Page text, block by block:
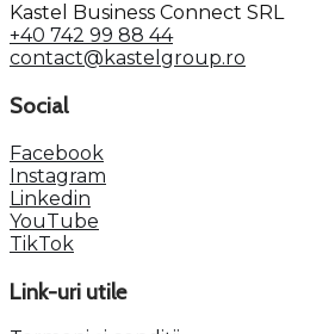
Kastel Business Connect SRL
+40 742 99 88 44
contact@kastelgroup.ro
Social
Facebook
Instagram
Linkedin
YouTube
TikTok
Link-uri utile